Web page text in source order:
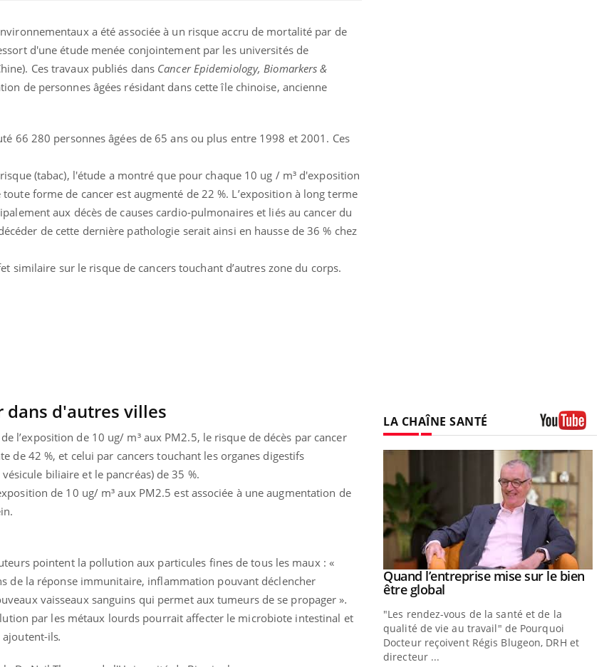
a été associée à un risque accru de mortalité par de
d'une étude menée conjointement par les universités de
Ces travaux publiés dans Cancer Epidemiology, Biomarkers &
de personnes âgées résidant dans cette île chinoise, ancienne
66 280 personnes âgées de 65 ans ou plus entre 1998 et 2001. Ces
(tabac), l'étude a montré que pour chaque 10 ug / m³ d'exposition
forme de cancer est augmenté de 22 %. L’exposition à long terme
aux décès de causes cardio-pulmonaires et liés au cancer du
de cette dernière pathologie serait ainsi en hausse de 36 % chez
similaire sur le risque de cancers touchant d’autres zone du corps.
dans d'autres villes
l’exposition de 10 ug/ m³ aux PM2.5, le risque de décès par cancer
de 42 %, et celui par cancers touchant les organes digestifs
biliaire et le pancréas) de 35 %.
de 10 ug/ m³ aux PM2.5 est associée à une augmentation de
pointent la pollution aux particules fines de tous les maux : «
de la réponse immunitaire, inflammation pouvant déclencher
vaisseaux sanguins qui permet aux tumeurs de se propager ».
par les métaux lourds pourrait affecter le microbiote intestinal et
ajoutent-ils.
LA CHAÎNE SANTÉ
numérique » pour
à la médecine
Youtube
lié à un groupe
innove en matière de bilan de
Youtube
COUP DE FOOD sur le diabète Youtube
Coup de food sur le diabète, c'est votre
nouveau rendez-vous culinaire qui
Youtube
Quand l’entreprise mise sur le bien
être globalYoutube
"Les rendez-vous de la santé et de la
qualité de vie au travail" de Pourquoi
Docteur reçoivent Régis Blugeon, DRH et
directeur ...